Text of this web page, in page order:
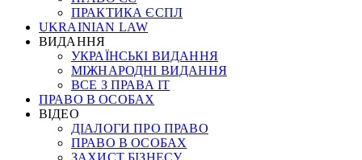
ПРАКТИКА ЄСПЛ
UKRAINIAN LAW
ВИДАННЯ
УКРАЇНСЬКІ ВИДАННЯ
МІЖНАРОДНІ ВИДАННЯ
ВСЕ З ПРАВА ІТ
ПРАВО В ОСОБАХ
ВІДЕО
ДІАЛОГИ ПРО ПРАВО
ПРАВО В ОСОБАХ
ЗАХИСТ БІЗНЕСУ